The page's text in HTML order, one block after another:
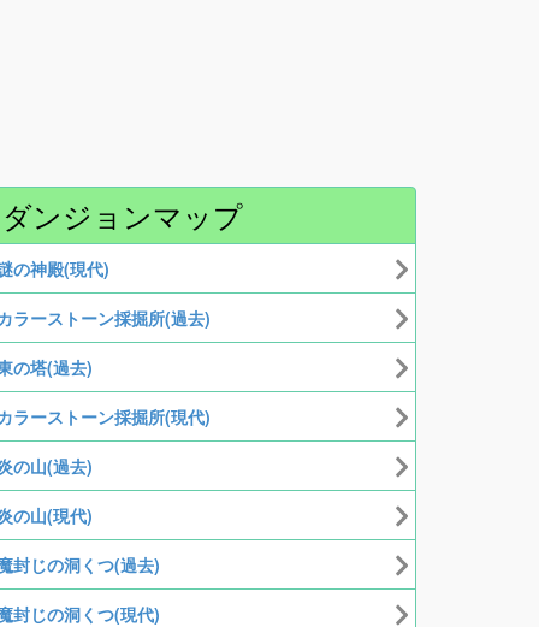
ダンジョンマップ
の神殿(現代)
ラーストーン採掘所(過去)
の塔(過去)
ラーストーン採掘所(現代)
の山(過去)
の山(現代)
封じの洞くつ(過去)
封じの洞くつ(現代)